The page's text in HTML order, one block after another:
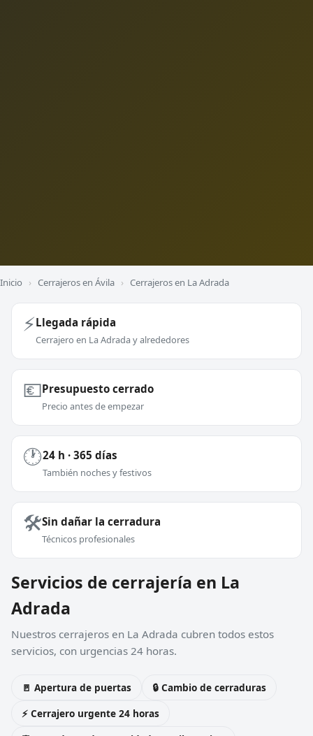
Inicio › Cerrajeros en Ávila › Cerrajeros en La Adrada
⚡Llegada rápida
Cerrajero en La Adrada y alrededores
💶Presupuesto cerrado
Precio antes de empezar
🕐24 h · 365 días
También noches y festivos
🛠️Sin dañar la cerradura
Técnicos profesionales
Servicios de cerrajería en La
Adrada
Nuestros cerrajeros en La Adrada cubren todos estos
servicios, con urgencias 24 horas.
🚪 Apertura de puertas
🔒 Cambio de cerraduras
⚡ Cerrajero urgente 24 horas